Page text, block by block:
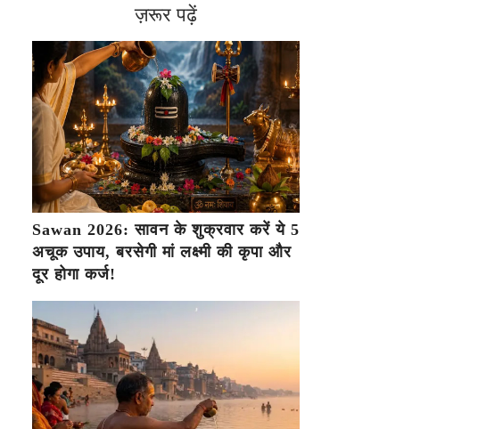
ज़रूर पढ़ें
Sawan 2026: सावन के शुक्रवार करें ये 5
अचूक उपाय, बरसेगी मां लक्ष्मी की कृपा और
दूर होगा कर्ज!